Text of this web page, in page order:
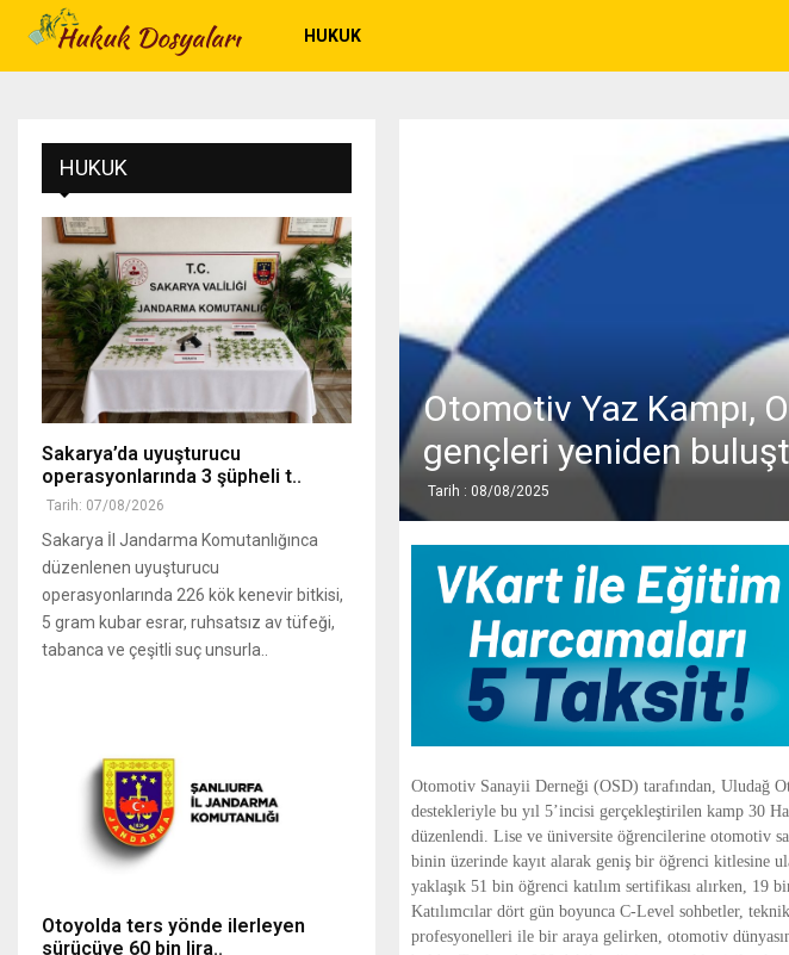
HUKUK
Otomotiv Yaz Kampı,
gençleri yeniden
Tarih : 08/08/2025
Otomotiv Sanayii Derneği (OSD) tarafından, Uludağ
destekleriyle bu yıl 5’incisi gerçekleştirilen kamp 30
düzenlendi. Lise ve üniversite öğrencilerine otomotiv
binin üzerinde kayıt alarak geniş bir öğrenci kitlesine
yaklaşık 51 bin öğrenci katılım sertifikası alırken, 19
Katılımcılar dört gün boyunca C-Level sohbetler,
profesyonelleri ile bir araya gelirken, otomotiv
HUKUK
Sakarya’da uyuşturucu
operasyonlarında 3 şüpheli t..
Tarih: 07/08/2026
Sakarya İl Jandarma Komutanlığınca
düzenlenen uyuşturucu
operasyonlarında 226 kök kenevir bitkisi,
5 gram kubar esrar, ruhsatsız av tüfeği,
tabanca ve çeşitli suç unsurla..
Otoyolda ters yönde ilerleyen
sürücüye 60 bin lira..